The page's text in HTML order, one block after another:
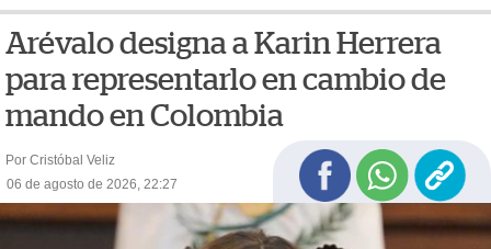
Arévalo designa a Karin Herrera
para representarlo en cambio de
mando en Colombia
Por Cristóbal Veliz
06 de agosto de 2026, 22:27